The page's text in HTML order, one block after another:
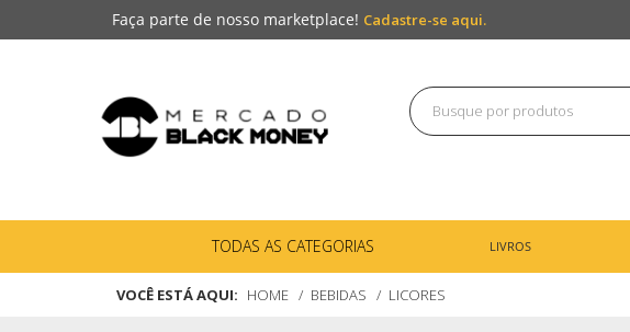
Faça parte de nosso marketplace! Cadastre-se aqui.
TODAS AS CATEGORIAS LIVROS
VOCÊ ESTÁ AQUI: HOME BEBIDAS LICORES